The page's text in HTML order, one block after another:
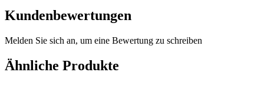
Kundenbewertungen
Melden Sie sich an, um eine Bewertung zu schreiben
Ähnliche Produkte